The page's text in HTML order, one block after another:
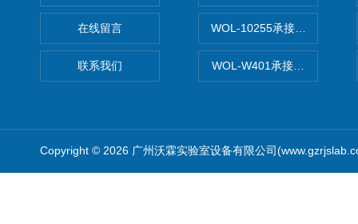
在线留言
联系我们
WOL-10255承接清远电子
WOL-W401承接食品QS认
Copyright © 2026 广州沃霖实验室设备有限公司